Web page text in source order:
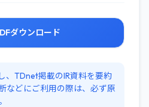
ダウンロード
、TDnet掲載のIR資料を要約
などにご利用の際は、必ず原